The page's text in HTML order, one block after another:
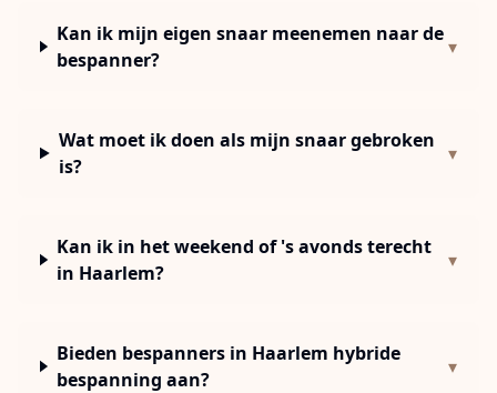
Kan ik mijn eigen snaar meenemen naar de
bespanner?
▾
Wat moet ik doen als mijn snaar gebroken
is?
▾
Kan ik in het weekend of 's avonds terecht
in Haarlem?
▾
Bieden bespanners in Haarlem hybride
bespanning aan?
▾